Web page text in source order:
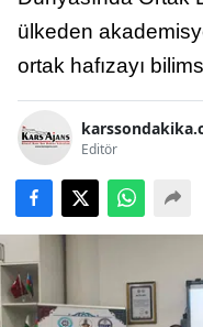
ülkeden
ortak hafızayı
Editör